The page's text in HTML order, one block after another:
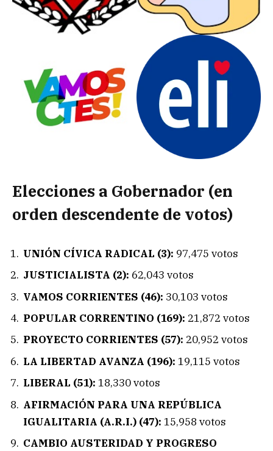
Elecciones a Gobernador (en
orden descendente de votos)
UNIÓN CÍVICA RADICAL (3): 97,475 votos
JUSTICIALISTA (2): 62,043 votos
VAMOS CORRIENTES (46): 30,103 votos
POPULAR CORRENTINO (169): 21,872 votos
PROYECTO CORRIENTES (57): 20,952 votos
LA LIBERTAD AVANZA (196): 19,115 votos
LIBERAL (51): 18,330 votos
AFIRMACIÓN PARA UNA REPÚBLICA
IGUALITARIA (A.R.I.) (47): 15,958 votos
CAMBIO AUSTERIDAD Y PROGRESO